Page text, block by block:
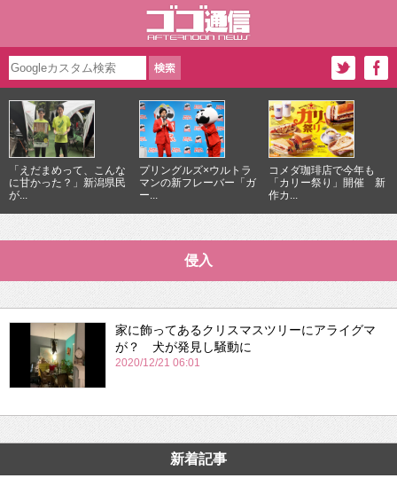
「えだまめって、こんな
に甘かった？」新潟県民
が...
プリングルズ×ウルトラ
マンの新フレーバー「ガ
ー...
コメダ珈琲店で今年も
「カリー祭り」開催 新
作カ...
侵入
家に飾ってあるクリスマスツリーにアライグマ
が？ 犬が発見し騒動に
2020/12/21 06:01
新着記事